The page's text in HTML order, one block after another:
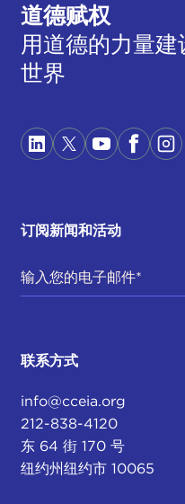
道德赋权
用道德的力量
世界
订阅新闻和活动
联系方式
info@cceia.org
212-838-4120
东 64 街 170 号
纽约州纽约市 10065